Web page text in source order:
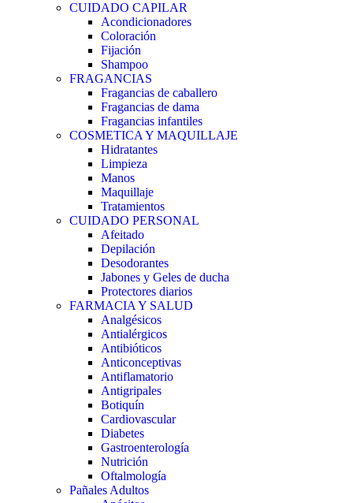
CUIDADO CAPILAR
Acondicionadores
Coloración
Fijación
Shampoo
FRAGANCIAS
Fragancias de caballero
Fragancias de dama
Fragancias infantiles
COSMETICA Y MAQUILLAJE
Hidratantes
Limpieza
Manos
Maquillaje
Tratamientos
CUIDADO PERSONAL
Afeitado
Depilación
Desodorantes
Jabones y Geles de ducha
Protectores diarios
FARMACIA Y SALUD
Analgésicos
Antialérgicos
Antibióticos
Anticonceptivas
Antiflamatorio
Antigripales
Botiquín
Cardiovascular
Diabetes
Gastroenterología
Nutrición
Oftalmología
Pañales Adultos